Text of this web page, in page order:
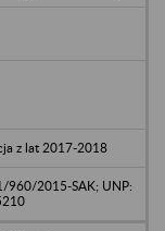
z lat 2017-2018
960/2015-SAK; UNP: